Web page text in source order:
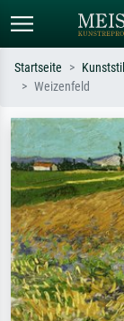
Suchen Sie nach
oder Stilen –
Sternennacht,
Hokusai,
Startseite
Weizenfeld